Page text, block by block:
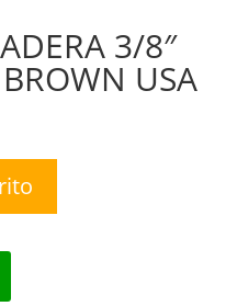
3/8″
USA